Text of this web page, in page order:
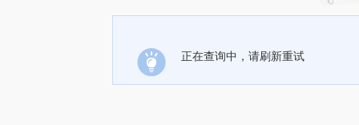
正在查询中，请刷新重试